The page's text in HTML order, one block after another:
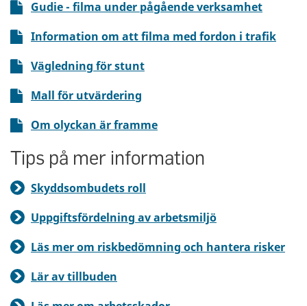
Gudie - filma under pågående verksamhet
Information om att filma med fordon i trafik
Vägledning för stunt
Mall för utvärdering
Om olyckan är framme
Tips på mer information
Skyddsombudets roll
Uppgiftsfördelning av arbetsmiljö
Läs mer om riskbedömning och hantera risker
Lär av tillbuden